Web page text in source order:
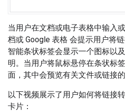
当用户在文档或电子表格中输入
档或 Google 表格 会提示用户将
智能条状标签会显示一个图标以
明。当用户将鼠标悬停在条状标
面，其中会预览有关文件或链接的
以下视频展示了用户如何将链接
卡片：